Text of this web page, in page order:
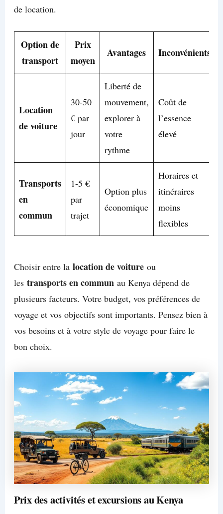
de location.
Option de
transport
Prix
moyen
Avantages Inconvénients
Location
de voiture
30-50
€ par
jour
Liberté de
mouvement,
explorer à
votre
rythme
Coût de
l’essence
élevé
Transports
en
commun
1-5 €
par
trajet
Option plus
économique
Horaires et
itinéraires
moins
flexibles
Choisir entre la location de voitureou
les transports en communau Kenya dépend de
plusieurs facteurs. Votre budget, vos préférences de
voyage et vos objectifs sont importants. Pensez bien à
vos besoins et à votre style de voyage pour faire le
bon choix.
Prix des activités et excursions au Kenya